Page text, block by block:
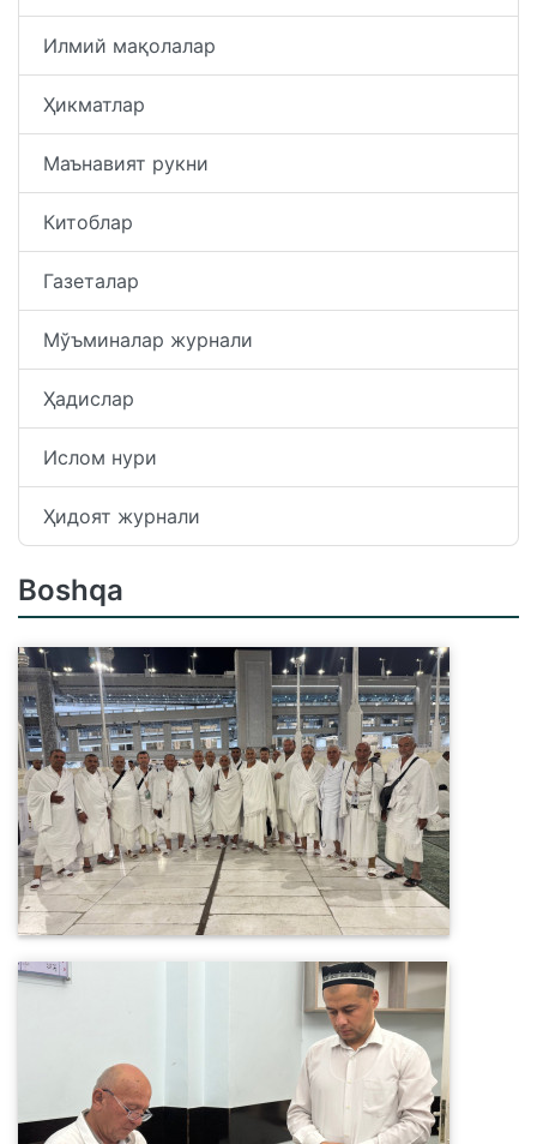
Илмий мақолалар
Ҳикматлар
Маънавият рукни
Китоблар
Газеталар
Мўъминалар журнали
Ҳадислар
Ислом нури
Ҳидоят журнали
Boshqa